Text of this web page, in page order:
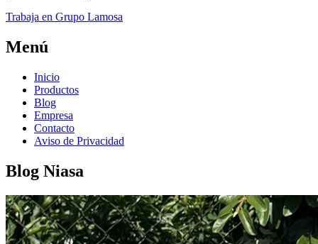
Trabaja en Grupo Lamosa
Menú
Inicio
Productos
Blog
Empresa
Contacto
Aviso de Privacidad
Blog Niasa